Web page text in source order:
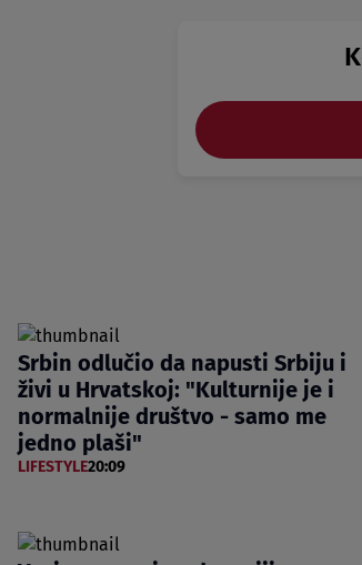
Srbin odlučio da napusti Srbiju i
živi u Hrvatskoj: "Kulturnije je i
normalnije društvo - samo me
jedno plaši"
LIFESTYLE20:09